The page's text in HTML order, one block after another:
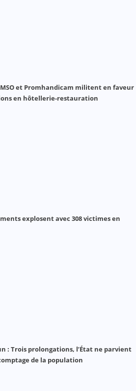
et Promhandicam militent en faveur
en hôtellerie-restauration
explosent avec 308 victimes en
: Trois prolongations, l’État ne parvient
de la population